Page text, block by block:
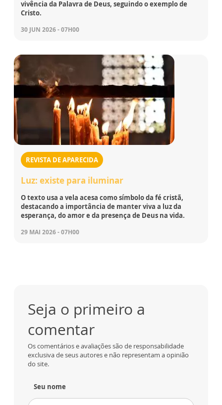
vivência da Palavra de Deus, seguindo o exemplo de
Cristo.
30 JUN 2026 - 07H00
REVISTA DE APARECIDA
Luz: existe para iluminar
O texto usa a vela acesa como símbolo da fé cristã,
destacando a importância de manter viva a luz da
esperança, do amor e da presença de Deus na vida.
29 MAI 2026 - 07H00
Seja o primeiro a
comentar
Os comentários e avaliações são de responsabilidade
exclusiva de seus autores e não representam a opinião
do site.
Seu nome